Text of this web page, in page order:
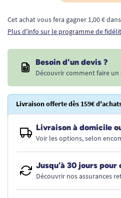
Cet achat vous fera gagner 1,00 €
Plus d'info sur le programme de
Besoin d'un devis ?
Découvrir comment faire un
Livraison offerte dès 159€
Livraison à domicile
Voir les options, selon
Jusqu’à 30 jours pour
Découvrir nos assurances